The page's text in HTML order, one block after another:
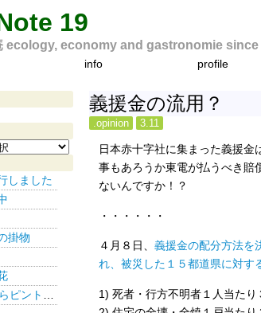
19
ecology, economy and gastronomie since
info profile
義援金の流用？
.opinion 3.11
日本赤十字社に集まった義援金
事もあろうか東電が払うべき賠
ないんですか！？
・・・・・・
４月８日、義援金の配分方法を
れ、被災した１５都道県に対す
1) 死者・行方不明者１人当たり
しました
掛物